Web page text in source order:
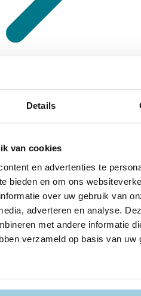
Details
van cookies
en advertenties te
bieden en om ons
over uw gebruik van
adverteren en analyse.
met andere informatie
verzameld op basis van uw
u kunt zich inschrijven en
ontvangt u de volledige
deze op een geschikt moment
registreren en een deel van de
te ontvangen.
Engels worden gegeven.
(in aanvraag)
de accreditatiepunten, dient